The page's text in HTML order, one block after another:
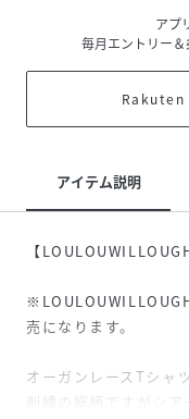
アプ
毎月エントリー＆
Rakuten
アイテム説明
【
売になります。
オーガンレースTシャ
刺繍の総柄ですがシ